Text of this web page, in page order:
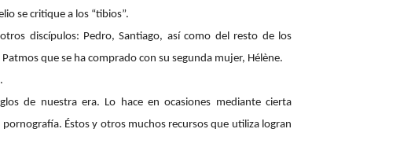
se critique a los “tibios”.
discípulos: Pedro, Santiago, así como del resto de los
que se ha comprado con su segunda mujer, Hélène.
de nuestra era. Lo hace en ocasiones mediante cierta
Éstos y otros muchos recursos que utiliza logran